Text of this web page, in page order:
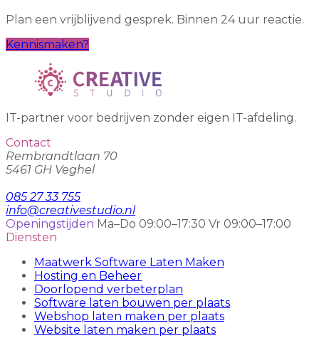
Plan een vrijblijvend gesprek. Binnen 24 uur reactie.
Kennismaken?
IT-partner voor bedrijven zonder eigen IT-afdeling.
Contact
Rembrandtlaan 70
5461 GH Veghel
085 27 33 755
info@creativestudio.nl
Openingstijden Ma–Do 09:00–17:30 Vr 09:00–17:00
Diensten
Maatwerk Software Laten Maken
Hosting en Beheer
Doorlopend verbeterplan
Software laten bouwen per plaats
Webshop laten maken per plaats
Website laten maken per plaats